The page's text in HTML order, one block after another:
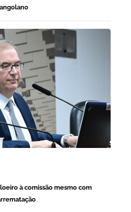
à comissão mesmo com